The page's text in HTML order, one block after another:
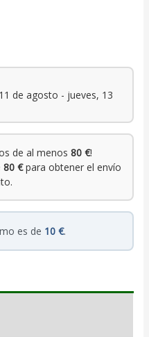
de agosto - jueves, 13
de al menos 80 €!
80 €para obtener el envío
es de 10 €.